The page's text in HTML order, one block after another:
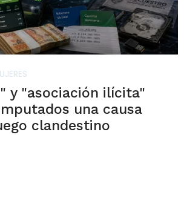
y "asociación ilícita"
una causa
clandestino